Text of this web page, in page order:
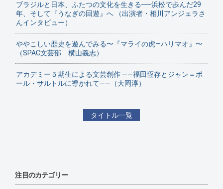
ブラジルと日本、ふたつの文化を生きる──浜松で歩んだ29
年、そして『うなぎの回遊』へ （出演者・相川アンジェラさ
んインタビュー）
ややこしい歴史を遊んでみる〜『マライの虎—ハリマオ』〜
（SPAC文芸部 横山義志）
アカデミー５期生による文芸創作 ——福田恆存とジャン＝ポ
ール・サルトルに導かれて——（大岡淳）
タイトル一覧
注目のカテゴリー